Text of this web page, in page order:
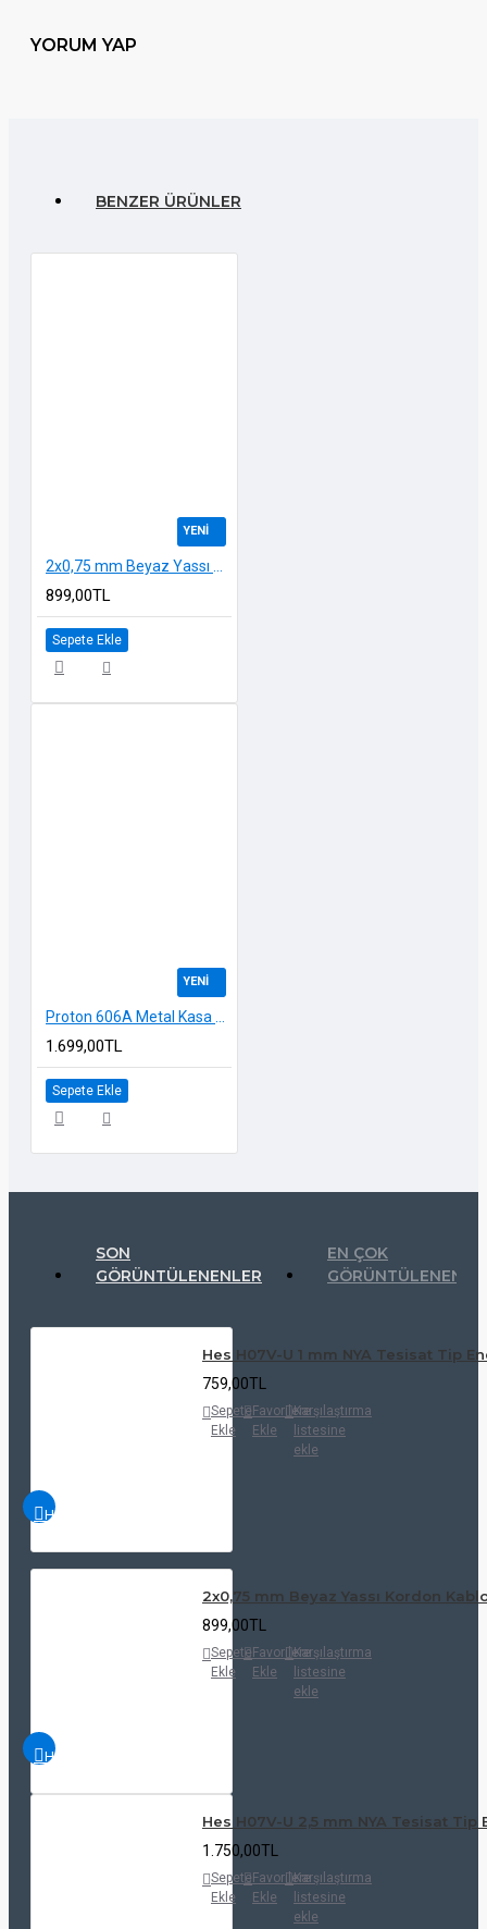
YORUM YAP
BENZER ÜRÜNLER
YENI
2x0,75 mm Beyaz Yassı Kordon Kablo 100 metre
899,00TL
Sepete Ekle
YENI
Proton 606A Metal Kasa AHD Güvenlik Kamerası
1.699,00TL
Sepete Ekle
SON
GÖRÜNTÜLENENLER
EN ÇOK
HIZLI
Hes H07V-U 1 mm NYA Tesisat Tip
759,00TL
Sepete
Ekle
Favorilere
Ekle
Karşılaştırma
listesine
ekle
HIZLI
2x0,75 mm Beyaz Yassı Kordon
899,00TL
Sepete
Ekle
Favorilere
Ekle
Karşılaştırma
listesine
ekle
Hes H07V-U 2,5 mm NYA Tesisat
1.750,00TL
Sepete
Ekle
Favorilere
Ekle
Karşılaştırma
listesine
ekle